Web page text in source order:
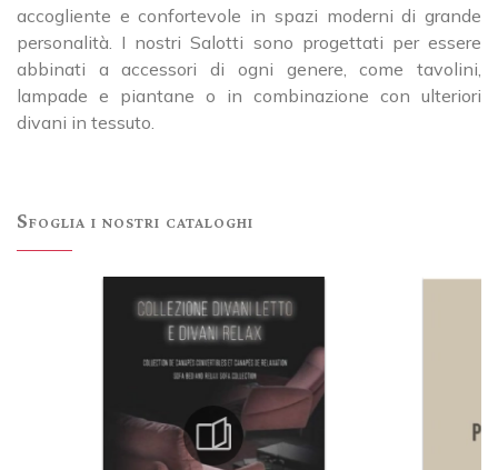
accogliente e confortevole in spazi moderni di grande
personalità. I nostri Salotti sono progettati per essere
abbinati a accessori di ogni genere, come tavolini,
lampade e piantane o in combinazione con ulteriori
divani in tessuto.
Sfoglia i nostri cataloghi